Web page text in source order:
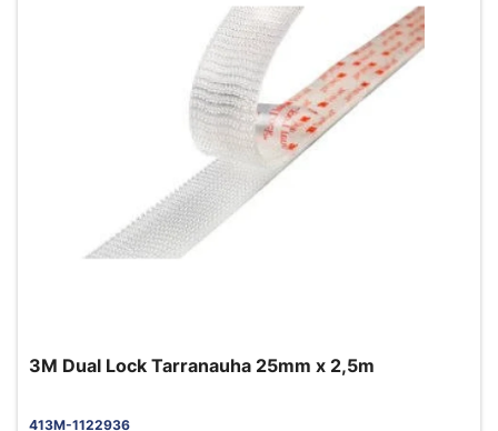
3M Dual Lock Tarranauha 25mm x 2,5m
413M-1122936